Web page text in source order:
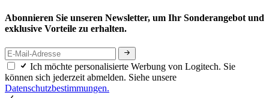
Abonnieren Sie unseren Newsletter, um Ihr Sonderangebot und
exklusive Vorteile zu erhalten.
Ich möchte personalisierte Werbung von Logitech. Sie
können sich jederzeit abmelden. Siehe unsere
Datenschutzbestimmungen.